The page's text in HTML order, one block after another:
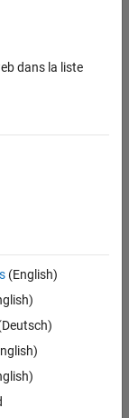
dans la liste
(English)